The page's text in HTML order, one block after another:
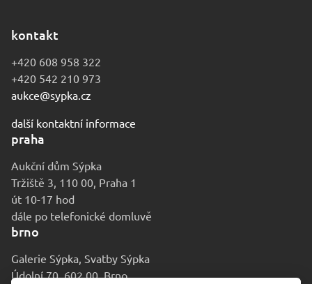
kontakt
+420 608 958 322
+420 542 210 973
aukce@sypka.cz
další kontaktní informace
praha
Aukční dům Sýpka
Tržiště 3, 110 00, Praha 1
út 10-17 hod
dále po telefonické domluvě
brno
Galerie Sýpka, Svatby Sýpka
Údolní 70, 602 00, Brno